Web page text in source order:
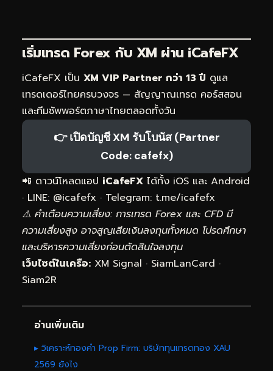
เริ่มเทรด Forex กับ XM ผ่าน iCafeFX
iCafeFX เป็น XM VIP Partner กว่า 13 ปี ดูแล
เทรดเดอร์ไทยครบวงจร — สัญญาณเทรด คอร์สสอน
และทีมซัพพอร์ตภาษาไทยตลอดทั้งวัน
👉 เปิดบัญชี XM รับโบนัส (Partner
Code: cafefx)
📲 ดาวน์โหลดแอป iCafeFX ได้ทั้ง iOS และ Android
· LINE: @icafefx · Telegram: t.me/icafefx
⚠️ คำเตือนความเสี่ยง: การเทรด Forex และ CFD มี
ความเสี่ยงสูง อาจสูญเสียเงินลงทุนทั้งหมด โปรดศึกษา
และบริหารความเสี่ยงก่อนตัดสินใจลงทุน
เว็บไซต์ในเครือ: XM Signal · SiamLanCard ·
Siam2R
อ่านเพิ่มเติม
▸ วิเคราะห์ทองคำ Prop Firm: บริษัททุนเทรดทอง XAU
2569 ยังไง